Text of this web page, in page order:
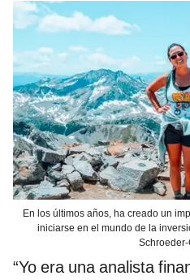
En los últimos años, ha creado un
iniciarse en el mundo de la
“Yo era una analista